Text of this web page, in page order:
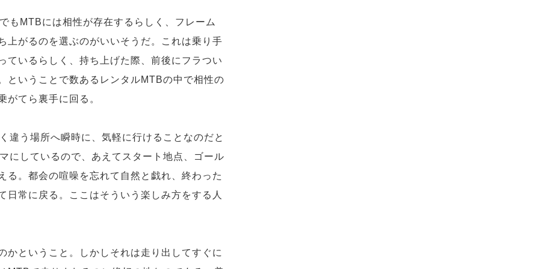
もMTBには相性が存在するらしく、フレーム
上がるのを選ぶのがいいそうだ。これは乗り手
ているらしく、持ち上げた際、前後にフラつい
ということで数あるレンタルMTBの中で相性の
がてら裏手に回る。
違う場所へ瞬時に、気軽に行けることなのだと
にしているので、あえてスタート地点、ゴール
る。都会の喧噪を忘れて自然と戯れ、終わった
日常に戻る。ここはそういう楽しみ方をする人
かということ。しかしそれは走り出してすぐに